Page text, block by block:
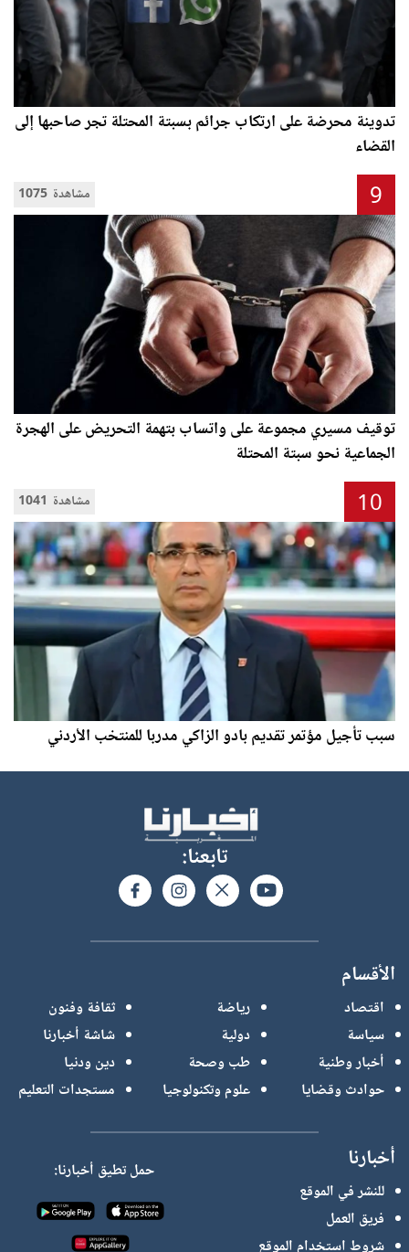
تدوينة محرضة على ارتكاب جرائم بسبتة المحتلة تجر صاحبها إلى
القضاء
1075 مشاهدة 9
توقيف مسيري مجموعة على واتساب بتهمة التحريض على الهجرة
الجماعية نحو سبتة المحتلة
1041 مشاهدة 10
سبب تأجيل مؤتمر تقديم بادو الزاكي مدربا للمنتخب الأردني
تابعنا:
الأقسام
ثقافة وفنون
شاشة أخبارنا
دين ودنيا
مستجدات التعليم
رياضة
دولية
طب وصحة
علوم وتكنولوجيا
اقتصاد
سياسة
أخبار وطنية
حوادث وقضايا
حمل تطيق أخبارنا: أخبارنا
للنشر في الموقع
فريق العمل